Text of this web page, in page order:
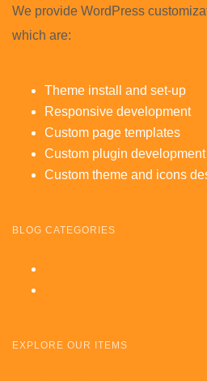
We provide WordPress
which are:
Theme install and set-up
Responsive development
Custom page templates
Custom plugin development
Custom theme and icons
BLOG CATEGORIES
EXPLORE OUR ITEMS